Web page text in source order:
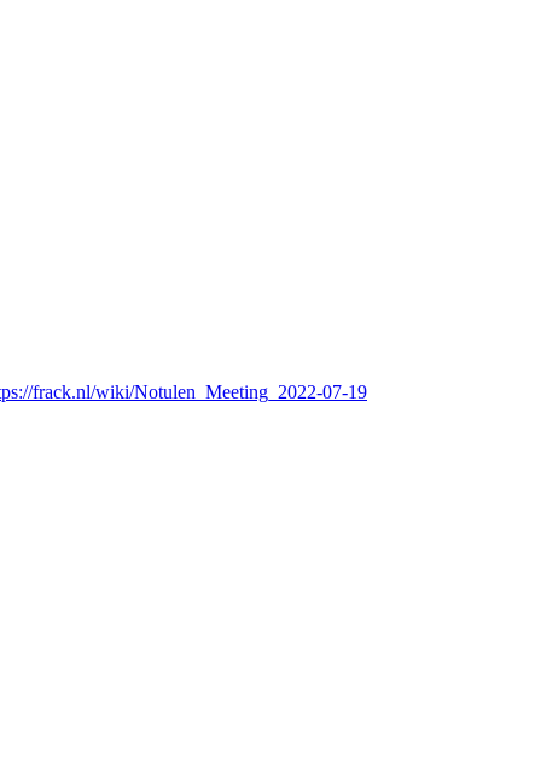
frack.nl/wiki/Notulen_Meeting_2022-07-19